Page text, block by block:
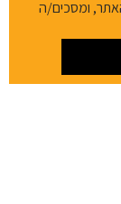
ומסכים/ה